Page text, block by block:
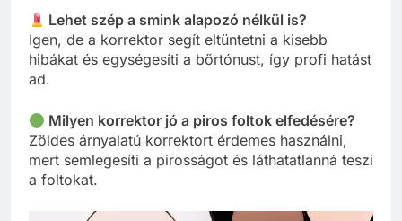
Lehet szép a smink alapozó nélkül is?
Igen, de a korrektor segít eltüntetni a kisebb
hibákat és egységesíti a bőrtónust, így profi hatást
ad.
Milyen korrektor jó a piros foltok elfedésére?
Zöldes árnyalatú korrektort érdemes használni,
mert semlegesíti a pirosságot és láthatatlanná teszi
a foltokat.